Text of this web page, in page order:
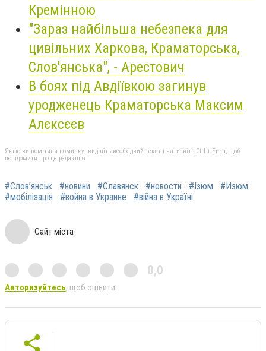
Крeмiнною
"Зараз найбільша небезпека для
цивільних Харкова, Краматорська,
Слов'янська", - Арестович
В боях під Авдіївкою загинув
уродженець Краматорська Максим
Алєксєєв
Якщо ви помітили помилку, виділіть необхідний текст і натисніть Ctrl + Enter, щоб
повідомити про це редакцію
#Слов’янськ #новини #Славянск #новости #Ізюм
#Изюм
#мобілізація
#война в Украине #війна в Україні
Сайт міста
0,0
Авторизуйтесь, щоб оцінити